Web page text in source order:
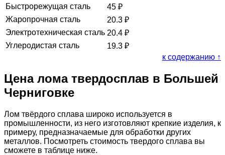
Быстрорежущая сталь
45 ₽
Жаропрочная сталь
20.3 ₽
Электротехническая сталь 20.4 ₽
Углеродистая сталь
19.3 ₽
к содержанию ↑
Цена лома твердосплав в Большей
Черниговке
Лом твёрдого сплава широко используется в
промышленности, из него изготовляют крепкие изделия, к
примеру, предназначаемые для обработки других
металлов. Посмотреть стоимость твердого сплава вы
сможете в таблице ниже.